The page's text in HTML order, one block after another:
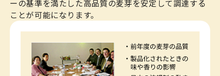
ーの基準を満たした高品質の麦芽を安定して調達する
ことが可能になります。